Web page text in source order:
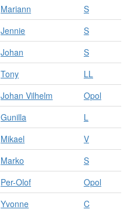
Mariann
S
Jennie
S
Johan
S
Tony
LL
Johan Vilhelm
Opol
Gunilla
L
Mikael
V
Marko
S
Per-Olof
Opol
Yvonne
C